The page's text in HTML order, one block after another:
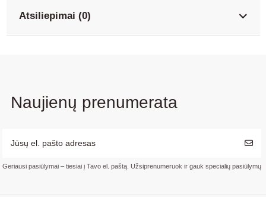
Atsiliepimai (0)
Naujienų prenumerata
Geriausi pasiūlymai – tiesiai į Tavo el. paštą. Užsiprenumeruok ir gauk specialių pasiūlymų